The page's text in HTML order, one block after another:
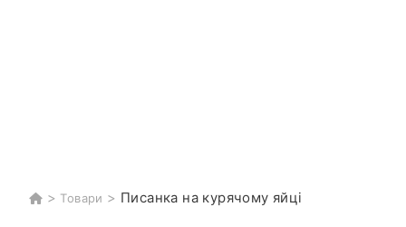
> Товари > Писанка на курячому яйці